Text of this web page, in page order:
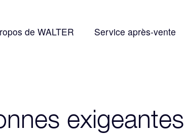
de WALTER Service après-vente
exigeantes